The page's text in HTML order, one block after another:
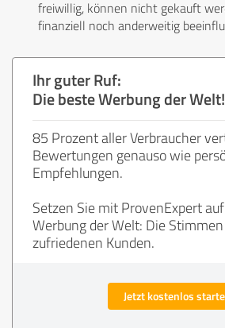
freiwillig, können nicht gekauft
finanziell noch anderweitig
Ihr guter Ruf:
Die beste Werbung der Welt!
85 Prozent aller Verbraucher
Bewertungen genauso wie
Empfehlungen.
Setzen Sie mit ProvenExpert
Werbung der Welt: Die
zufriedenen Kunden.
Jetzt kostenlos